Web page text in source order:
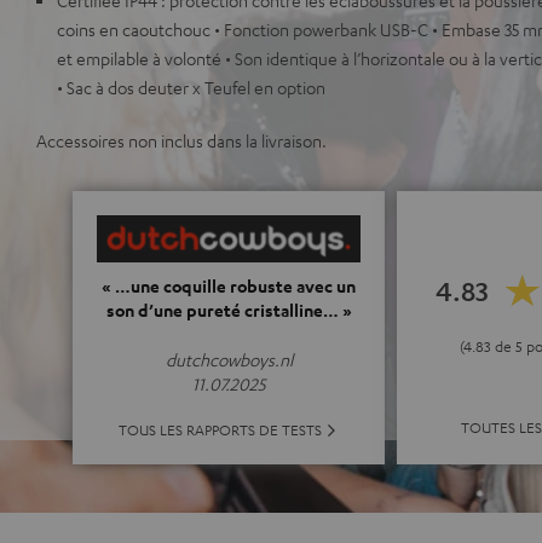
coins en caoutchouc • Fonction powerbank USB-C • Embase 35
et empilable à volonté • Son identique à l’horizontale ou à la
• Sac à dos deuter x Teufel en option
Accessoires non inclus dans la livraison.
« …une coquille robuste avec un
son d’une pureté cristalline… »
dutchcowboys.nl
11.07.2025
TOUS LES RAPPORTS DE TESTS
4.83
(4.83 de 5
TOUTES